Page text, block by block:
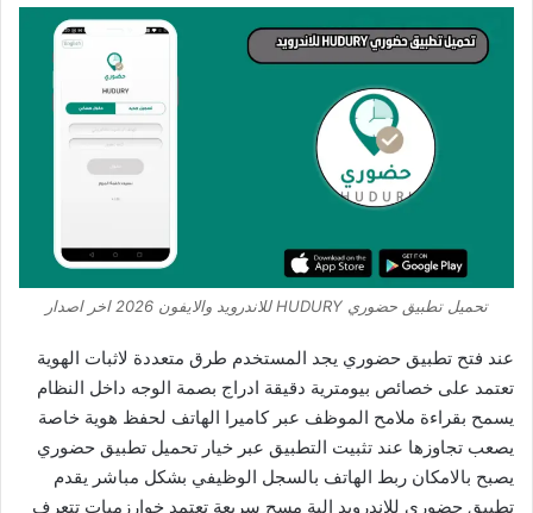
تحميل تطبيق حضوري HUDURY للاندرويد والايفون 2026 اخر اصدار
عند فتح تطبيق حضوري يجد المستخدم طرق متعددة لاثبات الهوية
تعتمد على خصائص بيومترية دقيقة ادراج بصمة الوجه داخل النظام
يسمح بقراءة ملامح الموظف عبر كاميرا الهاتف لحفظ هوية خاصة
يصعب تجاوزها عند تثبيت التطبيق عبر خيار تحميل تطبيق حضوري
يصبح بالامكان ربط الهاتف بالسجل الوظيفي بشكل مباشر يقدم
تطبيق حضوري للاندرويد الية مسح سريعة تعتمد خوارزميات تتعرف